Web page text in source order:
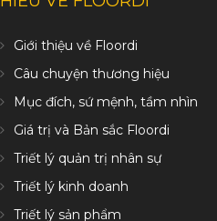
Giới thiệu về Floordi
Câu chuyện thương hiệu
Mục đích, sứ mệnh, tầm nhìn
Giá trị và Bản sắc Floordi
Triết lý quản trị nhân sự
Triết lý kinh doanh
Triết lý sản phẩm